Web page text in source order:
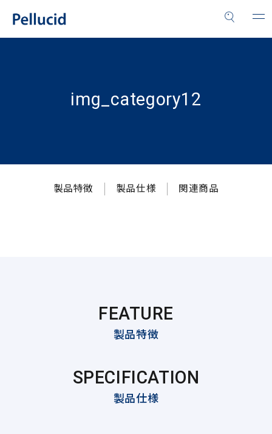
img_category12
製品特徴 製品仕様 関連商品
FEATURE
製品特徴
SPECIFICATION
製品仕様